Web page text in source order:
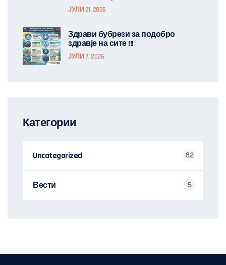
ЈУЛИ 21, 2026
Здрави бубрези за подобро
здравје на сите !!!
ЈУЛИ 7, 2026
Категории
Uncategorized 82
Вести 5